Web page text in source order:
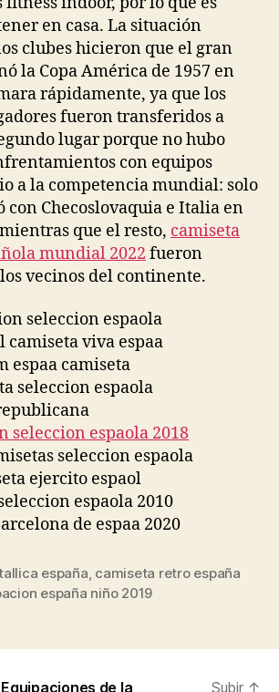
en casa. La situación
clubes hicieron que el gran
la Copa América de 1957 en
rápidamente, ya que los
fueron transferidos a
lugar porque no hubo
con equipos
a la competencia mundial: solo
con Checoslovaquia e Italia en
que el resto, camiseta
mundial 2022 fueron
vecinos del continente.
españa, camiseta retro españa
españa niño 2019
de la Subir ↑